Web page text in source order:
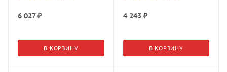
6 027₽
В КОРЗИНУ
4 243₽
В КОРЗИНУ